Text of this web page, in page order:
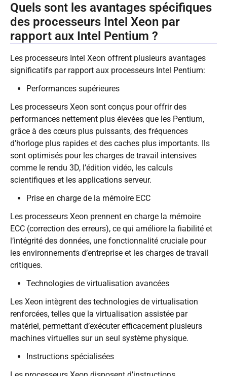
Quels sont les avantages spécifiques
des processeurs Intel Xeon par
rapport aux Intel Pentium ?
Les processeurs Intel Xeon offrent plusieurs avantages
significatifs par rapport aux processeurs Intel Pentium:
Performances supérieures
Les processeurs Xeon sont conçus pour offrir des
performances nettement plus élevées que les Pentium,
grâce à des cœurs plus puissants, des fréquences
d’horloge plus rapides et des caches plus importants. Ils
sont optimisés pour les charges de travail intensives
comme le rendu 3D, l’édition vidéo, les calculs
scientifiques et les applications serveur.
Prise en charge de la mémoire ECC
Les processeurs Xeon prennent en charge la mémoire
ECC (correction des erreurs), ce qui améliore la fiabilité et
l’intégrité des données, une fonctionnalité cruciale pour
les environnements d’entreprise et les charges de travail
critiques.
Technologies de virtualisation avancées
Les Xeon intègrent des technologies de virtualisation
renforcées, telles que la virtualisation assistée par
matériel, permettant d’exécuter efficacement plusieurs
machines virtuelles sur un seul système physique.
Instructions spécialisées